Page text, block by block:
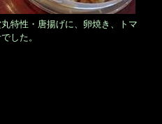
特性・唐揚げに、卵焼き、トマ
した。